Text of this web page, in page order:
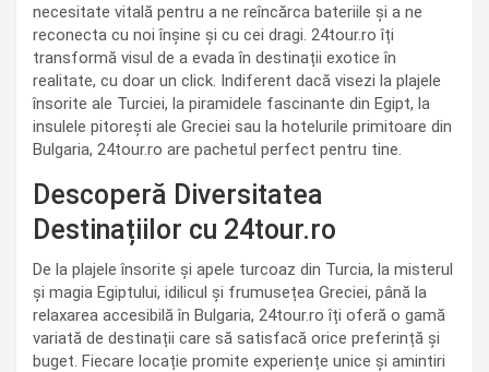
necesitate vitală pentru a ne reîncărca bateriile și a ne
reconecta cu noi înșine și cu cei dragi. 24tour.ro îți
transformă visul de a evada în destinații exotice în
realitate, cu doar un click. Indiferent dacă visezi la plajele
însorite ale Turciei, la piramidele fascinante din Egipt, la
insulele pitorești ale Greciei sau la hotelurile primitoare din
Bulgaria, 24tour.ro are pachetul perfect pentru tine.
Descoperă Diversitatea
Destinațiilor cu 24tour.ro
De la plajele însorite și apele turcoaz din Turcia, la misterul
și magia Egiptului, idilicul și frumusețea Greciei, până la
relaxarea accesibilă în Bulgaria, 24tour.ro îți oferă o gamă
variată de destinații care să satisfacă orice preferință și
buget. Fiecare locație promite experiențe unice și amintiri